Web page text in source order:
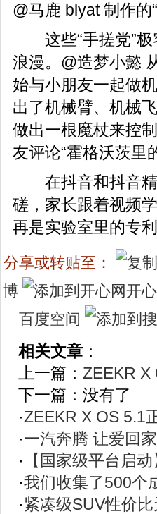
@马鹿 blyat 制作的
这些“手搓党”极
浪漫。@造梦小懿
始与小朋友一起做
出了机械臂、机械
做出一根魔杖来控
友评论“霍格沃茨里
在抖音和抖音精
磋，家长跟着视频
再是实验室里的专
分享或转贴至：
博
开
百度空间
相关文章 ：
上一篇： ZEEKR X
下一篇：没有了
·ZEEKR X OS 5.1
·一汽奔腾 让爱回
·
【国家级平台启
·我们收集了500个
·紧凑级SUV性价